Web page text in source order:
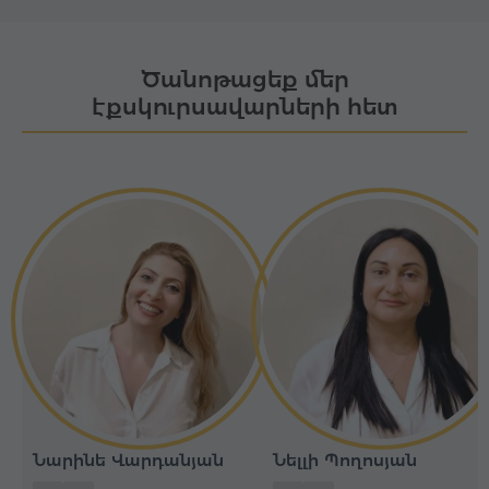
Ծանոթացեք մեր
էքսկուրսավարների հետ
Նարինե Վարդանյան Նելլի Պողոսյան